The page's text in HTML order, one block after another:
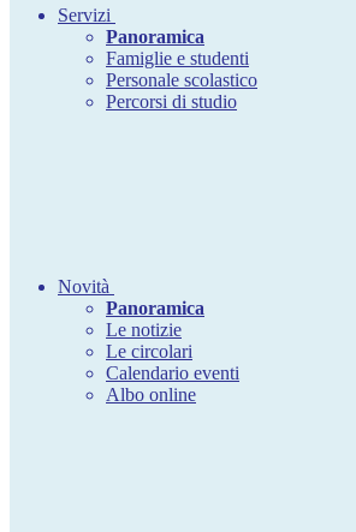
Servizi
Panoramica
Famiglie e studenti
Personale scolastico
Percorsi di studio
Novità
Panoramica
Le notizie
Le circolari
Calendario eventi
Albo online